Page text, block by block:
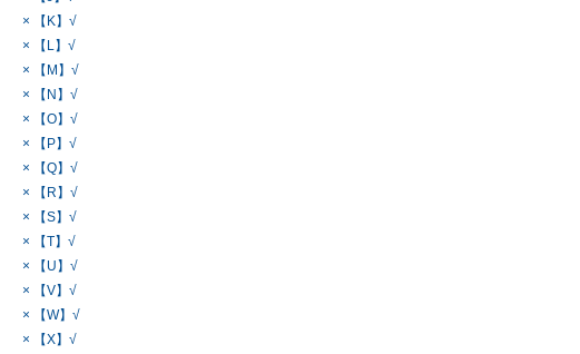
× 【K】√
× 【L】√
× 【M】√
× 【N】√
× 【O】√
× 【P】√
× 【Q】√
× 【R】√
× 【S】√
× 【T】√
× 【U】√
× 【V】√
× 【W】√
× 【X】√